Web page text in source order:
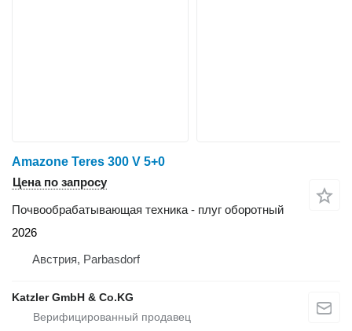
Amazone Teres 300 V 5+0
Цена по запросу
Почвообрабатывающая техника - плуг оборотный
2026
Австрия, Parbasdorf
Katzler GmbH & Co.KG